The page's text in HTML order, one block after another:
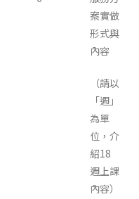
案實做
形式與
內容
（請以
「週」
為單
位，介
紹18
週上課
內容）